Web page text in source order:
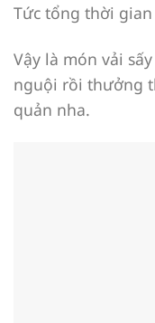
Tức tổng thời
Vậy là món vải
nguội rồi thưởng
quản nha.